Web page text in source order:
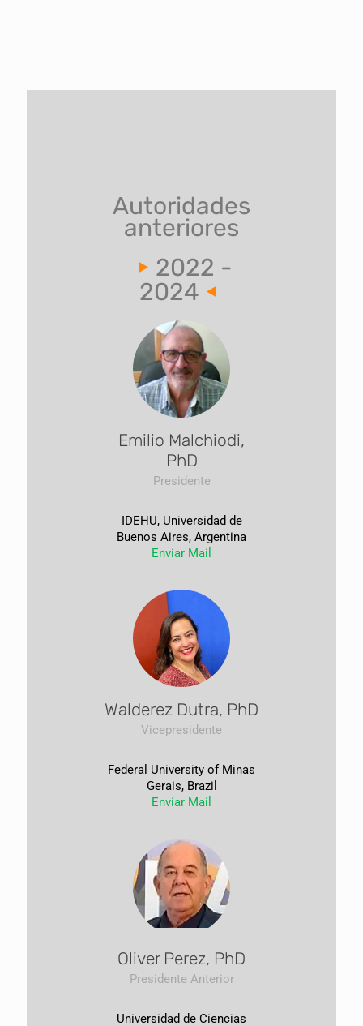
Autoridades
anteriores
2022 -
2024
Emilio Malchiodi,
PhD
Presidente
IDEHU, Universidad de
Buenos Aires, Argentina
Enviar Mail
Walderez Dutra, PhD
Vicepresidente
Federal University of Minas
Gerais, Brazil
Enviar Mail
Oliver Perez, PhD
Presidente Anterior
Universidad de Ciencias